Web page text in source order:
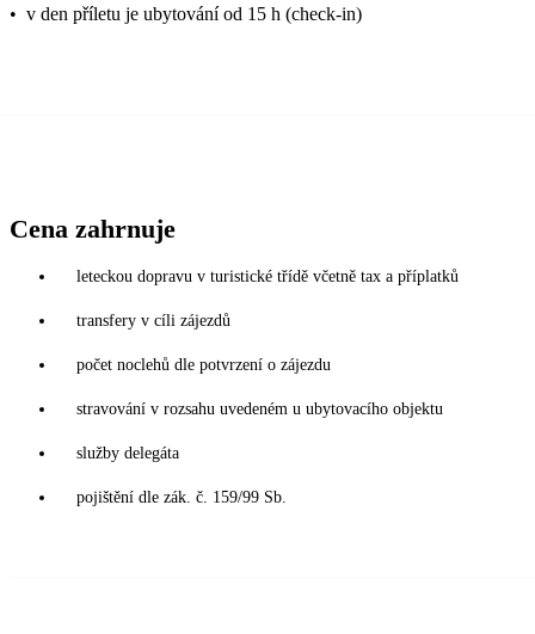
• v den příletu je ubytování od 15 h (check-in)
Cena zahrnuje
leteckou dopravu v turistické třídě včetně tax a příplatků
transfery v cíli zájezdů
počet noclehů dle potvrzení o zájezdu
stravování v rozsahu uvedeném u ubytovacího objektu
služby delegáta
pojištění dle zák. č. 159/99 Sb.